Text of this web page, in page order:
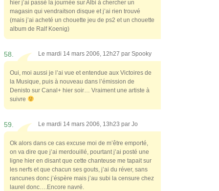
hier j’ai passé la journée sur Albi à chercher un
magasin qui vendraitson disque et j’ai rien trouvé
(mais j’ai acheté un chouette jeu de ps2 et un chouette
album de Ralf Koenig)
58. Le mardi 14 mars 2006, 12h27 par Spooky
Oui, moi aussi je l’ai vue et entendue aux Victoires de
la Musique, puis à nouveau dans l’émission de
Denisto sur Canal+ hier soir… Vraiment une artiste à
suivre
59. Le mardi 14 mars 2006, 13h23 par Jo
Ok alors dans ce cas excuse moi de m’être emporté,
on va dire que j’ai merdouillé, pourtant j’ai posté une
ligne hier en disant que cette chanteuse me tapait sur
les nerfs et que chacun ses gouts, j’ai du réver, sans
rancunes donc j’éspère mais j’au subi la censure chez
laurel donc….Encore navré.